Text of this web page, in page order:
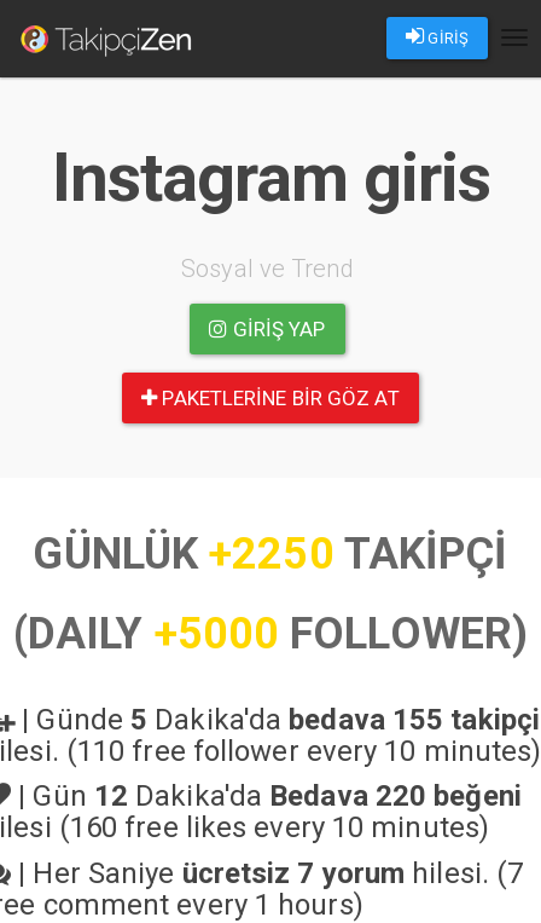
GİRİŞ
Instagram giris
Sosyal ve Trend
GIRIŞ YAP
PAKETLERINE BIR GÖZ AT
GÜNLÜK+2250 TAKİPÇİ
(DAILY +5000 FOLLOWER)
| Günde 5 Dakika'da bedava 155 takipçi
(110 free follower every 10 minutes)
| Gün 12 Dakika'da Bedava 220 beğeni
(160 free likes every 10 minutes)
| Her Saniye ücretsiz 7 yorum hilesi. (7
comment every 1 hours)